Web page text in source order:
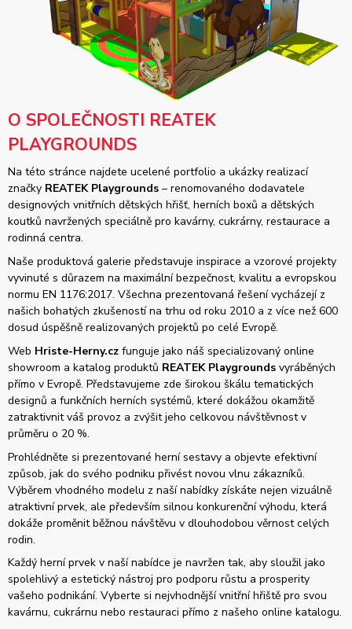
O SPOLEČNOSTI REATEK
PLAYGROUNDS
Na této stránce najdete ucelené portfolio a ukázky realizací
značky REATEK Playgrounds – renomovaného dodavatele
designových vnitřních dětských hřišť, herních boxů a dětských
koutků navržených speciálně pro kavárny, cukrárny, restaurace a
rodinná centra.
Naše produktová galerie představuje inspirace a vzorové projekty
vyvinuté s důrazem na maximální bezpečnost, kvalitu a evropskou
normu EN 1176:2017. Všechna prezentovaná řešení vycházejí z
našich bohatých zkušeností na trhu od roku 2010 a z více než 600
dosud úspěšně realizovaných projektů po celé Evropě.
Web Hriste-Herny.cz funguje jako náš specializovaný online
showroom a katalog produktů REATEK Playgrounds vyráběných
přímo v Evropě. Představujeme zde širokou škálu tematických
designů a funkčních herních systémů, které dokážou okamžitě
zatraktivnit váš provoz a zvýšit jeho celkovou návštěvnost v
průměru o 20 %.
Prohlédněte si prezentované herní sestavy a objevte efektivní
způsob, jak do svého podniku přivést novou vlnu zákazníků.
Výběrem vhodného modelu z naší nabídky získáte nejen vizuálně
atraktivní prvek, ale především silnou konkurenční výhodu, která
dokáže proměnit běžnou návštěvu v dlouhodobou věrnost celých
rodin.
Každý herní prvek v naší nabídce je navržen tak, aby sloužil jako
spolehlivý a estetický nástroj pro podporu růstu a prosperity
vašeho podnikání. Vyberte si nejvhodnější vnitřní hřiště pro svou
kavárnu, cukrárnu nebo restauraci přímo z našeho online katalogu.